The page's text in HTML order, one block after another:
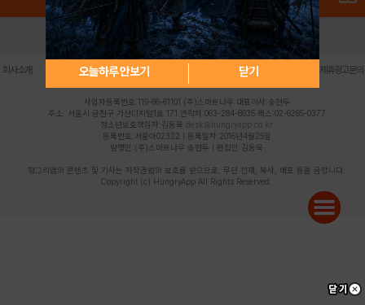
오늘하루 안보기 닫기
로그인 PC버전 전체앱
회사소개 | 개인정보 처리방침 불법촬영물 신고센터 제휴광고문의
사업자등록번호:119-86-61101 (주)스마트나우 대표이사:송현두
주소: 서울시 금천구 가산디지털1로 171 연락처:063-284-8635 팩스:02-6265-0377
청소년보호책임자:김동욱 desk@hungryapp.co.kr
등록번호:서울아02322 | 등록일자:2016년4월25일
발행인:(주)스마트나우 송현두 | 편집인:김동욱
헝그리앱의 콘텐츠 및 기사는 저작권법의 보호를 받으므로, 무단 전재, 복사, 배포 등을 금합니다.
Copyright (c) HungryApp All Rights Reserved.